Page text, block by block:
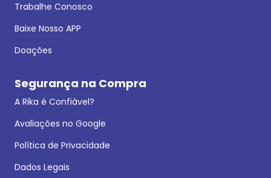
Trabalhe Conosco
Baixe Nosso APP
Doações
Segurança na Compra
A Rika é Confiável?
Avaliações no Google
Política de Privacidade
Dados Legais